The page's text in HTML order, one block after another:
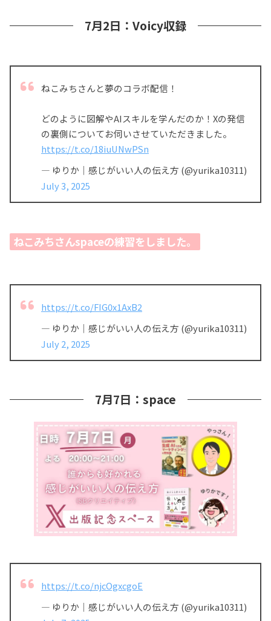
7月2日：Voicy収録
ねこみちさんと夢のコラボ配信！
どのように図解やAIスキルを学んだのか！Xの発信
の裏側についてお伺いさせていただきました。
https://t.co/18iuUNwPSn
— ゆりか｜感じがいい人の伝え方 (@yurika10311)
July 3, 2025
ねこみちさんspaceの練習をしました。
https://t.co/FIG0x1AxB2
— ゆりか｜感じがいい人の伝え方 (@yurika10311)
July 2, 2025
7月7日：space
https://t.co/njcOgxcgoE
— ゆりか｜感じがいい人の伝え方 (@yurika10311)